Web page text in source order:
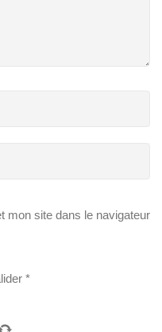
mon site dans le navigateur
*